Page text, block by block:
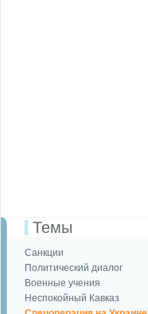
Темы
Санкции
Политический диалог
Военные учения
Неспокойный Кавказ